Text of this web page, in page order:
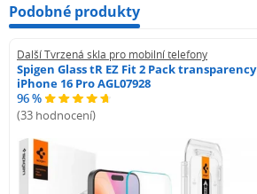
Podobné produkty
Další Tvrzená skla pro mobilní telefony
Spigen Glass tR EZ Fit 2 Pack transparency
iPhone 16 Pro AGL07928
96 %
(33 hodnocení)